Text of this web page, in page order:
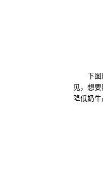
下图展
见，想
降低奶